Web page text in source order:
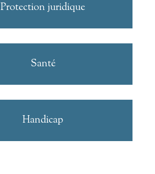
Protection juridique
Santé
Handicap